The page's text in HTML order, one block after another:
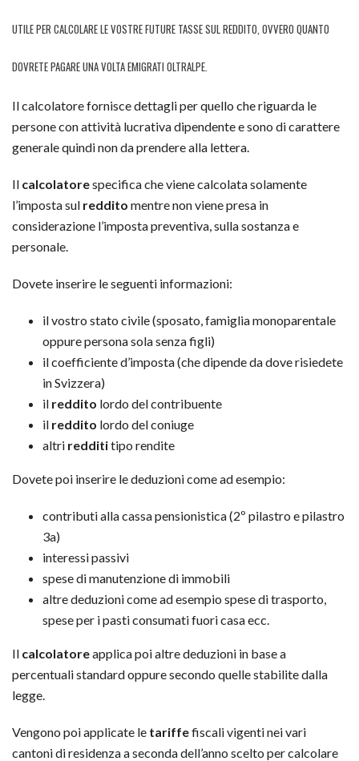
UTILE PER CALCOLARE LE VOSTRE FUTURE TASSE SUL REDDITO, OVVERO QUANTO
DOVRETE PAGARE UNA VOLTA EMIGRATI OLTRALPE.
Il calcolatore fornisce dettagli per quello che riguarda le
persone con attività lucrativa dipendente e sono di carattere
generale quindi non da prendere alla lettera.
Il calcolatorespecifica che viene calcolata solamente
l’imposta sul reddito mentre non viene presa in
considerazione l’imposta preventiva, sulla sostanza e
personale.
Dovete inserire le seguenti informazioni:
il vostro stato civile (sposato, famiglia monoparentale
oppure persona sola senza figli)
il coefficiente d’imposta (che dipende da dove risiedete
in Svizzera)
il reddito lordo del contribuente
il reddito lordo del coniuge
altri reddititipo rendite
Dovete poi inserire le deduzioni come ad esempio:
contributi alla cassa pensionistica (2º pilastro e pilastro
3a)
interessi passivi
spese di manutenzione di immobili
altre deduzioni come ad esempio spese di trasporto,
spese per i pasti consumati fuori casa ecc.
Il calcolatoreapplica poi altre deduzioni in base a
percentuali standard oppure secondo quelle stabilite dalla
legge.
Vengono poi applicate le tariffefiscali vigenti nei vari
cantoni di residenza a seconda dell’anno scelto per calcolare